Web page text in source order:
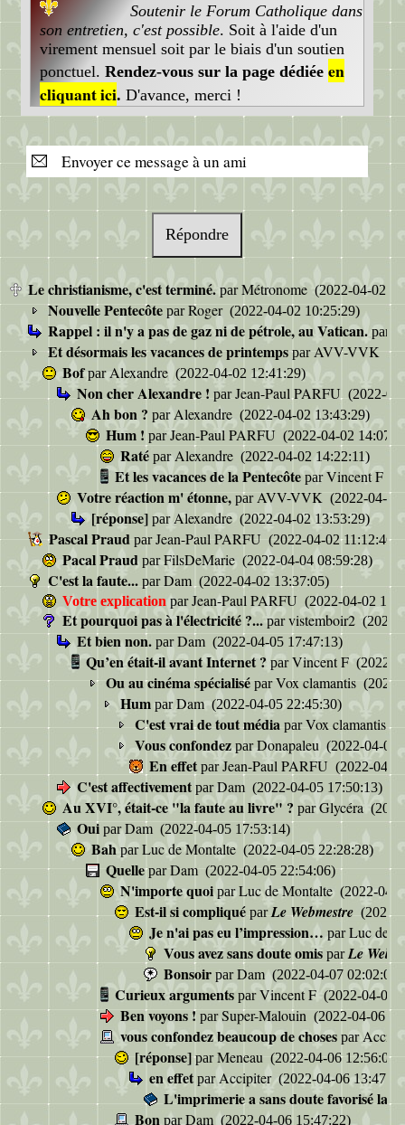
Soutenir le Forum Catholique dans
son entretien, c'est possible. Soit à l'aide d'un
virement mensuel soit par le biais d'un soutien
ponctuel. Rendez-vous sur la page dédiée en
cliquant ici. D'avance, merci !
Envoyer ce message à un ami
Répondre
Le christianisme, c'est terminé. parMétronome (2022-04-02
Nouvelle Pentecôte parRoger (2022-04-02 10:25:29)
Rappel : il n'y a pas de gaz ni de pétrole, au Vatican.par
Et désormais les vacances de printempspar AVV-VVK
BofparAlexandre (2022-04-02 12:41:29)
Non cher Alexandre ! parJean-Paul PARFU (2022-
Ah bon ? par Alexandre (2022-04-02 13:43:29)
Hum ! parJean-Paul PARFU (2022-04-02
Raté parAlexandre (2022-04-02 14:22:11)
Et les vacances de la Pentecôte parVincent F
Votre réaction m' étonne, par AVV-VVK (2022-04-02
[réponse] par Alexandre (2022-04-02 13:53:29)
Pascal Praud parJean-Paul PARFU (2022-04-02 11:12:46)
Pacal Praud parFilsDeMarie (2022-04-04 08:59:28)
C'est la faute... parDam (2022-04-02 13:37:05)
Votre explication parJean-Paul PARFU (2022-04-02
Et pourquoi pas à l'électricité ?... parvistemboir2 (2022-
Et bien non. parDam (2022-04-05 17:47:13)
Qu’en était-il avant Internet ? parVincent F (2022-
Ou au cinéma spécialisé parVox clamantis (2022-
Hum parDam (2022-04-05 22:45:30)
C'est vrai de tout média parVox clamantis
Vous confondez parDonapaleu (2022-04-06
En effet parJean-Paul PARFU (2022-04-
C'est affectivement parDam (2022-04-05 17:50:13)
Au XVI°, était-ce "la faute au livre" ? parGlycéra
Oui parDam (2022-04-05 17:53:14)
Bah parLuc de Montalte (2022-04-05 22:28:28)
QuelleparDam (2022-04-05 22:54:06)
N'importe quoi parLuc de Montalte (2022-04-
Est-il si compliqué parLe Webmestre (2022-
Je n'ai pas eu l’impression… parLuc de
Vous avez sans doute omis parLe
Bonsoir parDam(2022-04-07 02:02:06)
Curieux arguments parVincent F (2022-04-05
Ben voyons !parSuper-Malouin (2022-04-06
vous confondez beaucoup de choses par
[réponse]parMeneau (2022-04-06 12:56:01)
en effet par Accipiter(2022-04-06
L'imprimerie a sans doute favorisé la
Bon parDam (2022-04-06 15:47:22)